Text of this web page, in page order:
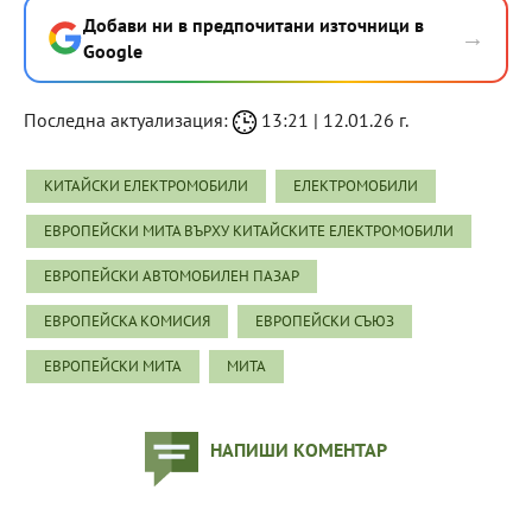
Добави ни в предпочитани източници в
Google
→
Последна актуализация: 13:21 | 12.01.26 г.
КИТАЙСКИ ЕЛЕКТРОМОБИЛИ ЕЛЕКТРОМОБИЛИ
ЕВРОПЕЙСКИ МИТА ВЪРХУ КИТАЙСКИТЕ ЕЛЕКТРОМОБИЛИ
ЕВРОПЕЙСКИ АВТОМОБИЛЕН ПАЗАР
ЕВРОПЕЙСКА КОМИСИЯ ЕВРОПЕЙСКИ СЪЮЗ
ЕВРОПЕЙСКИ МИТА МИТА
НАПИШИ КОМЕНТАР